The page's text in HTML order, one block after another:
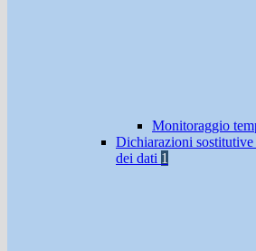
Monitoraggio
Dichiarazioni
dei dati 1